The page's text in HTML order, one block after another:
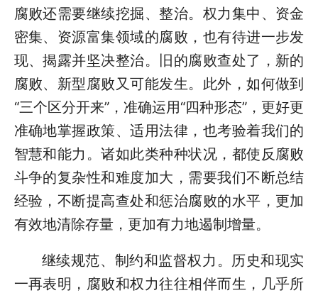
腐败还需要继续挖掘、整治。权力集中、资金
密集、资源富集领域的腐败，也有待进一步发
现、揭露并坚决整治。旧的腐败查处了，新的
腐败、新型腐败又可能发生。此外，如何做到
“三个区分开来”，准确运用“四种形态”，更好更
准确地掌握政策、适用法律，也考验着我们的
智慧和能力。诸如此类种种状况，都使反腐败
斗争的复杂性和难度加大，需要我们不断总结
经验，不断提高查处和惩治腐败的水平，更加
有效地清除存量，更加有力地遏制增量。
继续规范、制约和监督权力。历史和现实
一再表明，腐败和权力往往相伴而生，几乎所